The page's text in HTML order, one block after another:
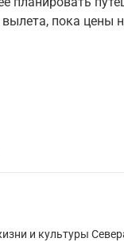
пока цены
и культуры